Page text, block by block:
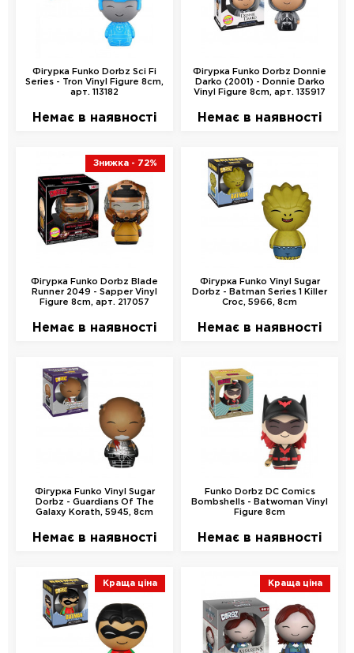
Фігурка Funko Dorbz Sci Fi
Series - Tron Vinyl Figure 8cm,
арт. 113182
Немає в наявності
Фігурка Funko Dorbz Donnie
Darko (2001) - Donnie Darko
Vinyl Figure 8cm, арт. 135917
Немає в наявності
Знижка - 72%
Фігурка Funko Dorbz Blade
Runner 2049 - Sapper Vinyl
Figure 8cm, арт. 217057
Немає в наявності
Фігурка Funko Vinyl Sugar
Dorbz - Batman Series 1 Killer
Croc, 5966, 8cm
Немає в наявності
Фігурка Funko Vinyl Sugar
Dorbz - Guardians Of The
Galaxy Korath, 5945, 8cm
Немає в наявності
Funko Dorbz DC Comics
Bombshells - Batwoman Vinyl
Figure 8cm
Немає в наявності
Краща ціна Краща ціна